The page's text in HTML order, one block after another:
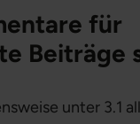
für
Beiträge
unter 3.1